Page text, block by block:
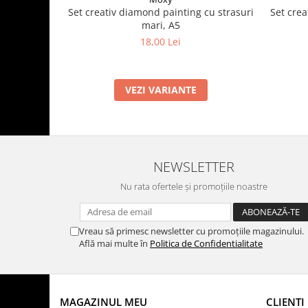
Set creativ diamond painting cu strasuri
mari, A5
18,00 Lei
VEZI VARIANTE
Set
NEWSLETTER
Nu rata ofertele și promoțiile noastre
Vreau să primesc newsletter cu promoțiile magazinului.
Află mai multe în Politica de Confidentialitate
MAGAZINUL MEU CLIENTI